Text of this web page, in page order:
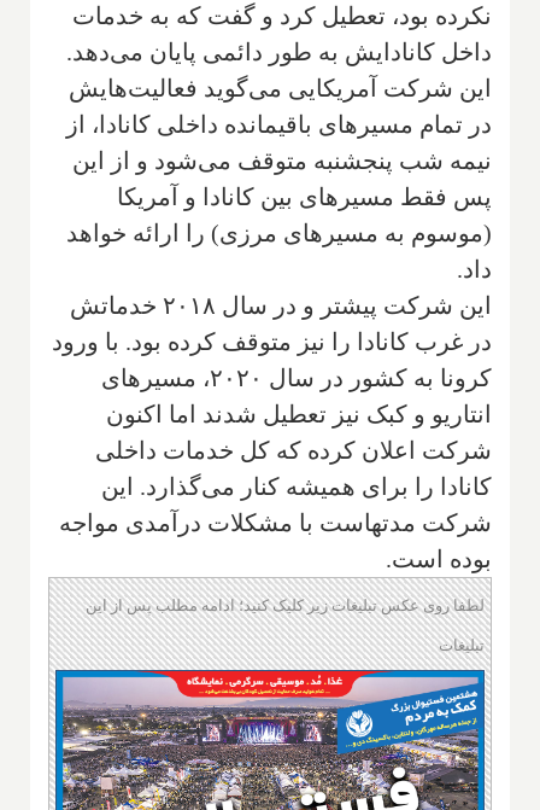
نکرده بود، تعطیل کرد و گفت که به خدمات
داخل کانادایش به طور دائمی پایان می‌دهد.
این شرکت آمریکایی می‌گوید فعالیت‌هایش
در تمام مسیرهای باقیمانده داخلی کانادا، از
نیمه شب پنجشنبه متوقف می‌شود و از این
پس فقط مسیرهای بین کانادا و آمریکا
(موسوم به مسیرهای مرزی) را ارائه خواهد
داد.
این شرکت پیشتر و در سال ۲۰۱۸ خدماتش
در غرب کانادا را نیز متوقف کرده بود. با ورود
کرونا به کشور در سال ۲۰۲۰، مسیرهای
انتاریو و کبک نیز تعطیل شدند اما اکنون
شرکت اعلان کرده که کل خدمات داخلی
کانادا را برای همیشه کنار می‌گذارد. این
شرکت مدتهاست با مشکلات درآمدی مواجه
بوده است.
لطفا روی عکس تبلیغات زیر کلیک کنید؛ ادامه مطلب پس از این
تبلیغات